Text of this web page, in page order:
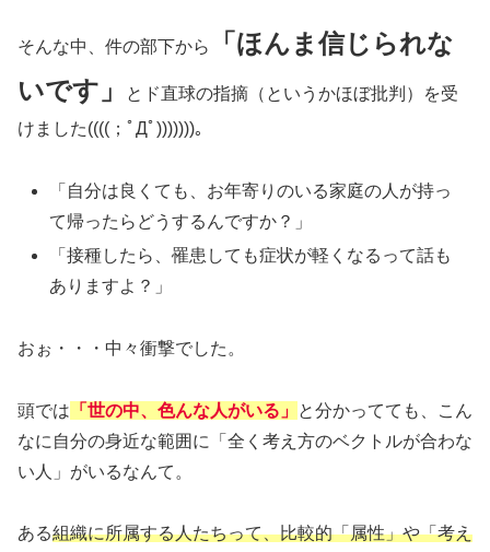
そんな中、件の部下から
「ほんま信じられな
いです」
とド直球の指摘（というかほぼ批判）を受
けました((((；ﾟДﾟ)))))))。
「自分は良くても、お年寄りのいる家庭の人が持っ
て帰ったらどうするんですか？」
「接種したら、罹患しても症状が軽くなるって話も
ありますよ？」
おぉ・・・中々衝撃でした。
頭では 「世の中、色んな人がいる」 と分かってても、こん
なに自分の身近な範囲に「全く考え方のベクトルが合わな
い人」がいるなんて。
ある組織に所属する人たちって、比較的「属性」や「考え